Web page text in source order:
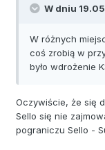
W dniu
W różnych
coś zrobią w
było wdrożenie
Oczywiście, że się
Sello się nie
pograniczu Sello -